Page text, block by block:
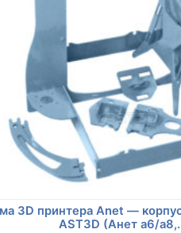
3D принтера Anet —
AST3D (Анет а6/